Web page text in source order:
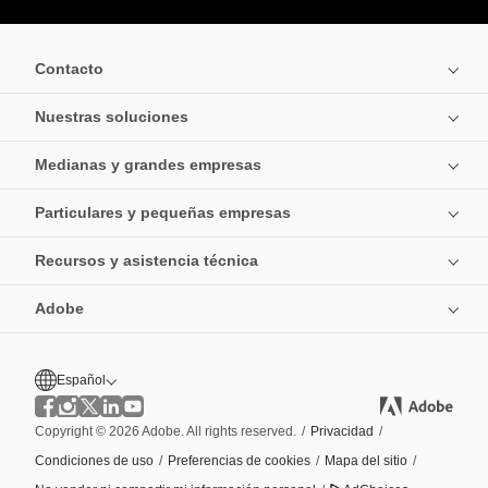
Contacto
Nuestras soluciones
Medianas y grandes empresas
Particulares y pequeñas empresas
Recursos y asistencia técnica
Adobe
Español
Copyright © 2026 Adobe. All rights reserved. / Privacidad /
Condiciones de uso / Preferencias de cookies / Mapa del sitio /